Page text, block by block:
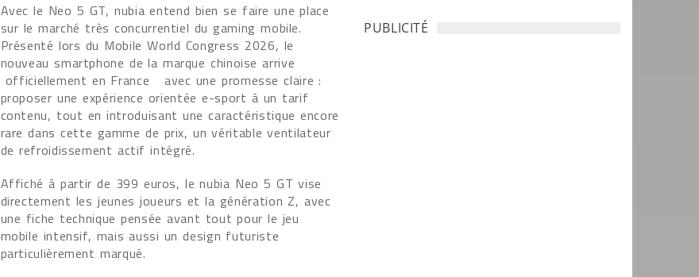
Avec le Neo 5 GT, nubia entend bien se faire une place
sur le marché très concurrentiel du gaming mobile.
Présenté lors du Mobile World Congress 2026, le
nouveau smartphone de la marque chinoise arrive
officiellement en France avec une promesse claire :
proposer une expérience orientée e-sport à un tarif
contenu, tout en introduisant une caractéristique encore
rare dans cette gamme de prix, un véritable ventilateur
de refroidissement actif intégré.
Affiché à partir de 399 euros, le nubia Neo 5 GT vise
directement les jeunes joueurs et la génération Z, avec
une fiche technique pensée avant tout pour le jeu
mobile intensif, mais aussi un design futuriste
particulièrement marqué.
PUBLICITÉ